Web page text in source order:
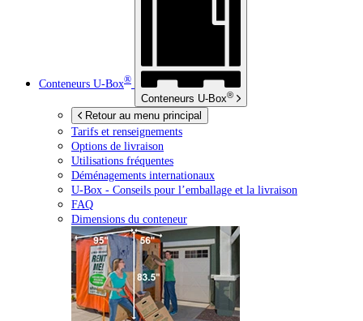
Conteneurs U-Box®
Conteneurs U-Box®
Retour au menu principal
Tarifs et renseignements
Options de livraison
Utilisations fréquentes
Déménagements internationaux
U-Box - Conseils pour l’emballage et la livraison
FAQ
Dimensions du conteneur